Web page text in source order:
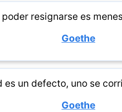
poder resignarse es
Goethe
es un defecto, uno se
Goethe